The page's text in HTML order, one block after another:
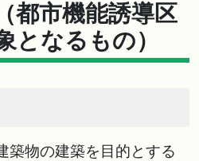
都市機能誘導区
となるもの）
築物の建築を目的とする